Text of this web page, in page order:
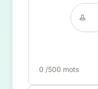
0 /500 mots